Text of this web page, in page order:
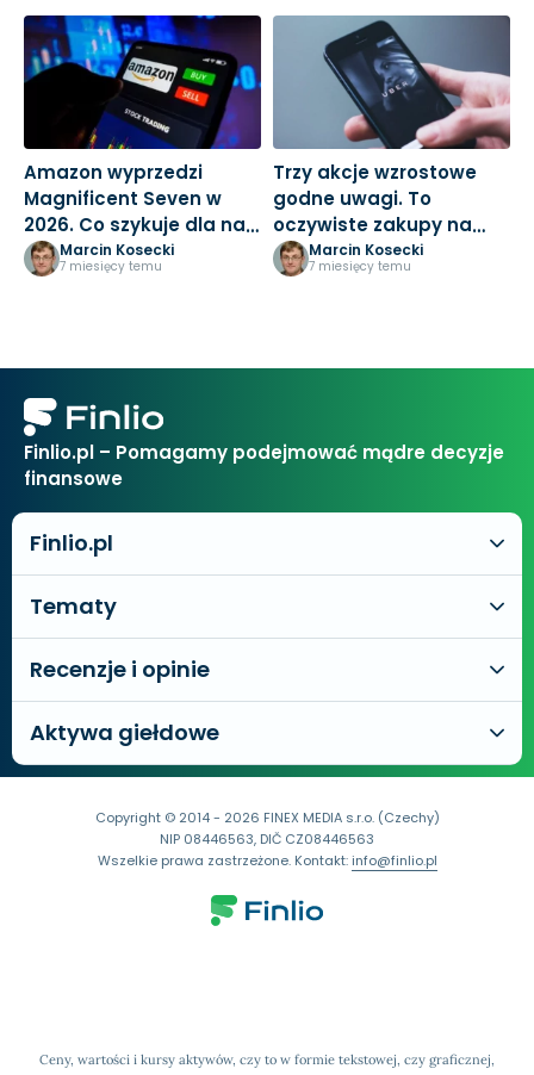
Amazon wyprzedzi
Magnificent Seven w
2026. Co szykuje dla nas
Jeff Bezos?
Marcin Kosecki
7 miesięcy temu
Trzy akcje wzrostowe
godne uwagi. To
oczywiste zakupy na
nowy rok
Marcin Kosecki
7 miesięcy temu
Finlio.pl – Pomagamy podejmować mądre decyzje
finansowe
Finlio.pl
Tematy
Recenzje i opinie
Aktywa giełdowe
Ceny, wartości i kursy aktywów, czy to w formie tekstowej, czy graficznej,
Copyright © 2014 - 2026 FINEX MEDIA s.r.o. (Czechy)
NIP 08446563, DIČ CZ08446563
Wszelkie prawa zastrzeżone. Kontakt:info@finlio.pl